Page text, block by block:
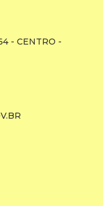
- CENTRO -